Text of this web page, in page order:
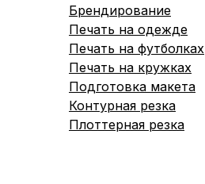
Брендирование
Печать на одежде
Печать на футболках
Печать на кружках
Подготовка макета
Контурная резка
Плоттерная резка